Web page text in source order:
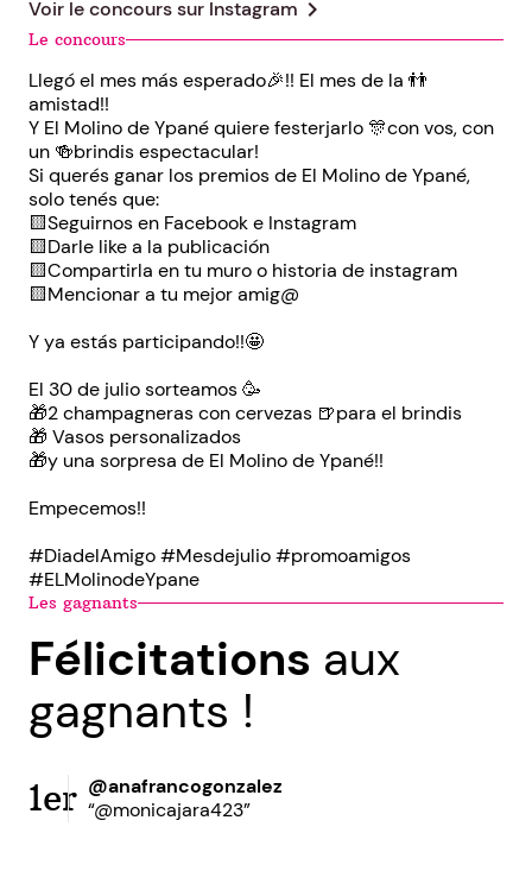
Voir le concours sur Instagram chevron_right
Le concours
Llegó el mes más esperado🎉!! El mes de la 👬
amistad!!
Y El Molino de Ypané quiere festerjarlo 🎊con vos, con
un 🍻brindis espectacular!
Si querés ganar los premios de El Molino de Ypané,
solo tenés que:
🟨Seguirnos en Facebook e Instagram
🟨Darle like a la publicación
🟨Compartirla en tu muro o historia de instagram
🟨Mencionar a tu mejor amig@
Y ya estás participando!!🤩
El 30 de julio sorteamos 🥳
🎁2 champagneras con cervezas 🍺para el brindis
🎁 Vasos personalizados
🎁y una sorpresa de El Molino de Ypané!!
Empecemos!!
#DiadelAmigo #Mesdejulio #promoamigos
#ELMolinodeYpane
Les gagnants
Félicitations aux
gagnants !
1er @anafrancogonzalez
“@monicajara423”